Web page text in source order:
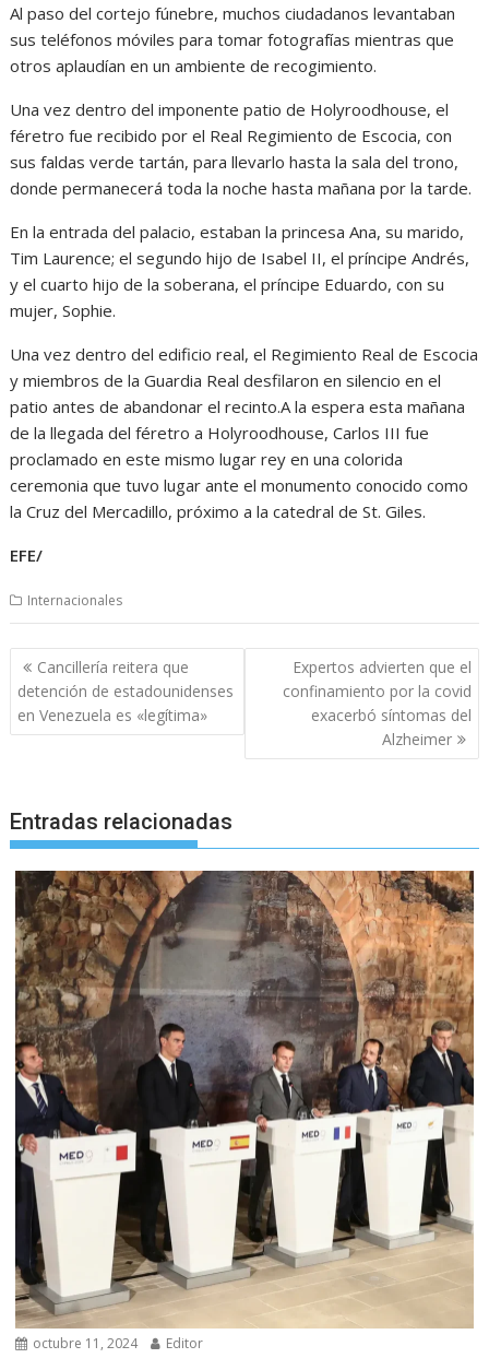
Al paso del cortejo fúnebre, muchos ciudadanos levantaban
sus teléfonos móviles para tomar fotografías mientras que
otros aplaudían en un ambiente de recogimiento.
Una vez dentro del imponente patio de Holyroodhouse, el
féretro fue recibido por el Real Regimiento de Escocia, con
sus faldas verde tartán, para llevarlo hasta la sala del trono,
donde permanecerá toda la noche hasta mañana por la tarde.
En la entrada del palacio, estaban la princesa Ana, su marido,
Tim Laurence; el segundo hijo de Isabel II, el príncipe Andrés,
y el cuarto hijo de la soberana, el príncipe Eduardo, con su
mujer, Sophie.
Una vez dentro del edificio real, el Regimiento Real de Escocia
y miembros de la Guardia Real desfilaron en silencio en el
patio antes de abandonar el recinto.A la espera esta mañana
de la llegada del féretro a Holyroodhouse, Carlos III fue
proclamado en este mismo lugar rey en una colorida
ceremonia que tuvo lugar ante el monumento conocido como
la Cruz del Mercadillo, próximo a la catedral de St. Giles.
EFE/
Internacionales
Navegación
de
entradas
Cancillería reitera que
detención de estadounidenses
en Venezuela es «legítima»
Expertos advierten que el
confinamiento por la covid
exacerbó síntomas del
Alzheimer
Entradas relacionadas
octubre 11, 2024 Editor